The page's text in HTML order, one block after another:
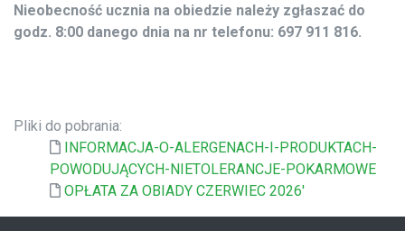
Nieobecność ucznia na obiedzie należy zgłaszać do
godz. 8:00 danego dnia na nr telefonu: 697 911 816.
Pliki do pobrania:
INFORMACJA-O-ALERGENACH-I-PRODUKTACH-
POWODUJĄCYCH-NIETOLERANCJE-POKARMOWE
OPŁATA ZA OBIADY CZERWIEC 2026'